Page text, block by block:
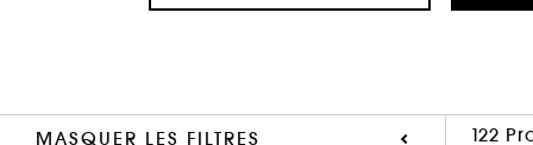
MASQUER LES FILTRES 122